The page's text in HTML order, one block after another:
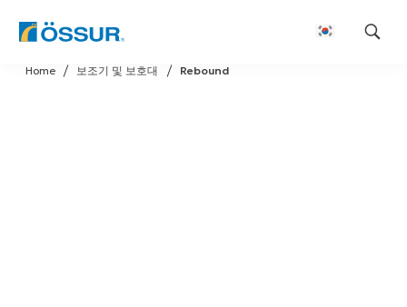
Skip
to
Rebound
보조기 및 보호대
Home